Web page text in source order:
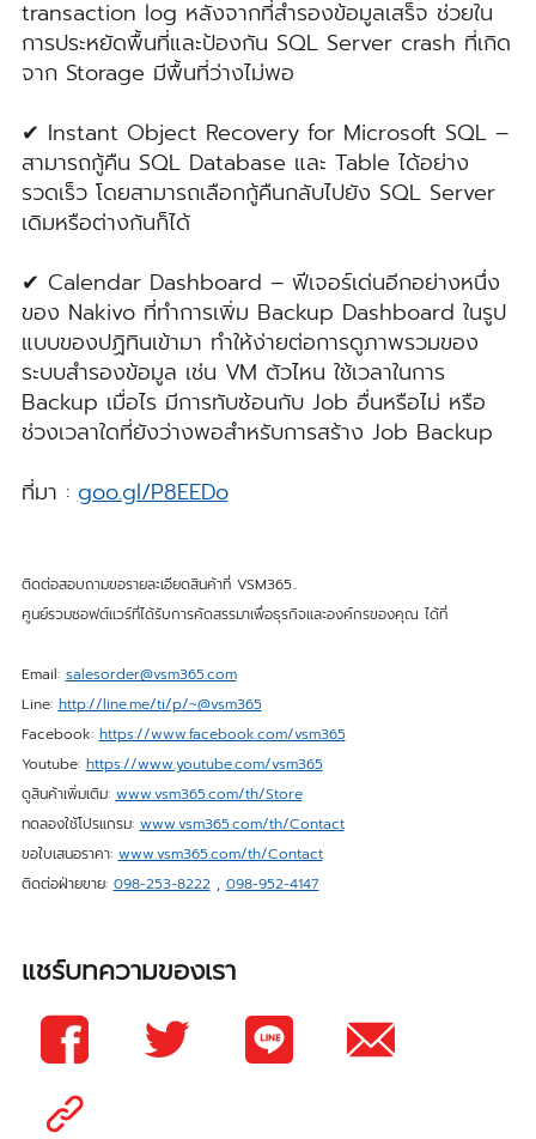
transaction log หลังจากที่สำรองข้อมูลเสร็จ ช่วยใน
การประหยัดพื้นที่และป้องกัน SQL Server crash ที่เกิด
จาก Storage มีพื้นที่ว่างไม่พอ
✔ Instant Object Recovery for Microsoft SQL –
สามารถกู้คืน SQL Database และ Table ได้อย่าง
รวดเร็ว โดยสามารถเลือกกู้คืนกลับไปยัง SQL Server
เดิมหรือต่างกันก็ได้
✔ Calendar Dashboard – ฟีเจอร์เด่นอีกอย่างหนึ่ง
ของ Nakivo ที่ทำการเพิ่ม Backup Dashboard ในรูป
แบบของปฏิทินเข้ามา ทำให้ง่ายต่อการดูภาพรวมของ
ระบบสำรองข้อมูล เช่น VM ตัวไหน ใช้เวลาในการ
Backup เมื่อไร มีการทับซ้อนกับ Job อื่นหรือไม่ หรือ
ช่วงเวลาใดที่ยังว่างพอสำหรับการสร้าง Job Backup
ที่มา :goo.gl/P8EEDo
ติดต่อสอบถามขอรายละเอียดสินค้าที่ VSM365..
ศูนย์รวมซอฟต์แวร์ที่ได้รับการคัดสรรมาเพื่อธุรกิจและองค์กรของคุณ ได้ที่
Email: salesorder@vsm365.com
Line: http://line.me/ti/p/~@vsm365
Facebook: https://www.facebook.com/vsm365
Youtube: https://www.youtube.com/vsm365
ดูสินค้าเพิ่มเติม: www.vsm365.com/th/Store
ทดลองใช้โปรแกรม: www.vsm365.com/th/Contact
ขอใบเสนอราคา: www.vsm365.com/th/Contact
ติดต่อฝ่ายขาย: 098-253-8222, 098-952-4147
แชร์บทความของเรา